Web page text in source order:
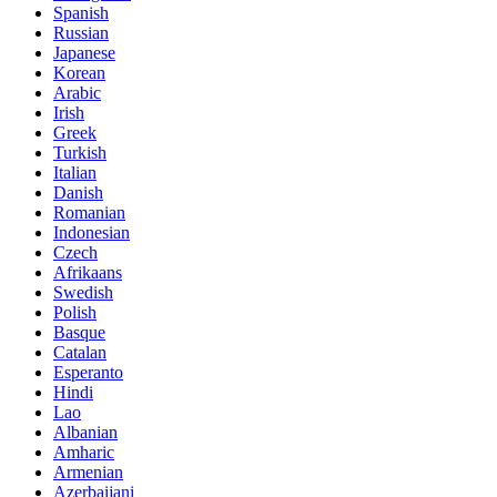
Spanish
Russian
Japanese
Korean
Arabic
Irish
Greek
Turkish
Italian
Danish
Romanian
Indonesian
Czech
Afrikaans
Swedish
Polish
Basque
Catalan
Esperanto
Hindi
Lao
Albanian
Amharic
Armenian
Azerbaijani